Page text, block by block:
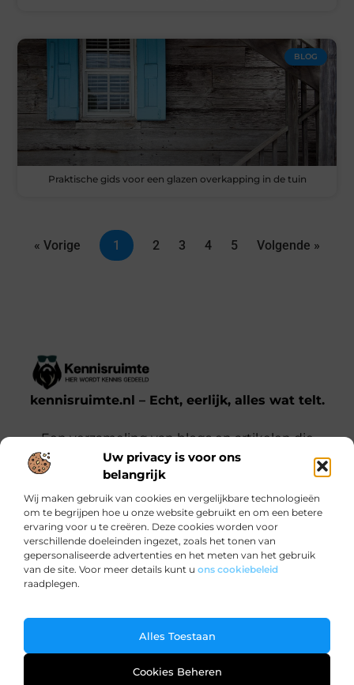
Uw privacy is voor ons
belangrijk
Wij maken gebruik van cookies en vergelijkbare technologieën
om te begrijpen hoe u onze website gebruikt en om een betere
ervaring voor u te creëren. Deze cookies worden voor
verschillende doeleinden ingezet, zoals het tonen van
gepersonaliseerde advertenties en het meten van het gebruik
van de site. Voor meer details kunt u ons cookiebeleid
raadplegen.
Alles Toestaan
Cookies Beheren
BLOG
Praktische gids voor een glazen overkapping in de tuin
« Vorige 1 2 3 4 5 Volgende »
kennisruimte.nl – Echt, eerlijk, alles wat telt.
Een verzameling van blogs en artikelen die
een breed scala aan onderwerpen uit het
dagelijks leven behandelen.
Onze informatie
Bericht categorie
@2025 www.kennisruimte.nl. All Right Reserved.